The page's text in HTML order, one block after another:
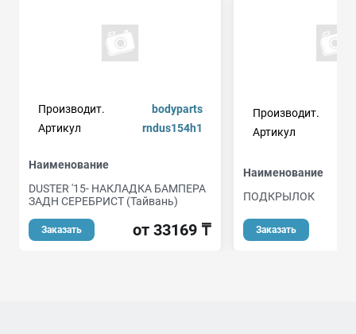
Производит.
bodyparts
Артикул
rndus154h1
Наименование
DUSTER '15- НАКЛАДКА БАМПЕРА
ЗАДН СЕРЕБРИСТ (Тайвань)
Заказать от 33169 ₸
Производит.
Артикул
Наименование
ПОДКРЫЛОК
Заказать